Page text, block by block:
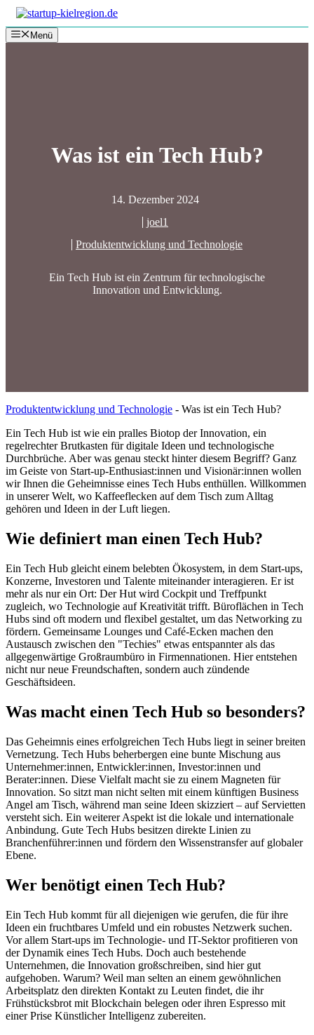
Zum
Inhalt
springenMenü
Was ist ein Tech Hub?
14. Dezember 2024
joel1
Produktentwicklung und Technologie
Ein Tech Hub ist ein Zentrum für technologische
Innovation und Entwicklung.
Produktentwicklung und Technologie - Was ist ein Tech Hub?
Ein Tech Hub ist wie ein pralles Biotop der Innovation, ein
regelrechter Brutkasten für digitale Ideen und technologische
Durchbrüche. Aber was genau steckt hinter diesem Begriff? Ganz
im Geiste von Start-up-Enthusiast:innen und Visionär:innen wollen
wir Ihnen die Geheimnisse eines Tech Hubs enthüllen. Willkommen
in unserer Welt, wo Kaffeeflecken auf dem Tisch zum Alltag
gehören und Ideen in der Luft liegen.
Wie definiert man einen Tech Hub?
Ein Tech Hub gleicht einem belebten Ökosystem, in dem Start-ups,
Konzerne, Investoren und Talente miteinander interagieren. Er ist
mehr als nur ein Ort: Der Hut wird Cockpit und Treffpunkt
zugleich, wo Technologie auf Kreativität trifft. Büroflächen in Tech
Hubs sind oft modern und flexibel gestaltet, um das Networking zu
fördern. Gemeinsame Lounges und Café-Ecken machen den
Austausch zwischen den "Techies" etwas entspannter als das
allgegenwärtige Großraumbüro in Firmennationen. Hier entstehen
nicht nur neue Freundschaften, sondern auch zündende
Geschäftsideen.
Was macht einen Tech Hub so besonders?
Das Geheimnis eines erfolgreichen Tech Hubs liegt in seiner breiten
Vernetzung. Tech Hubs beherbergen eine bunte Mischung aus
Unternehmer:innen, Entwickler:innen, Investor:innen und
Berater:innen. Diese Vielfalt macht sie zu einem Magneten für
Innovation. So sitzt man nicht selten mit einem künftigen Business
Angel am Tisch, während man seine Ideen skizziert – auf Servietten
versteht sich. Ein weiterer Aspekt ist die lokale und internationale
Anbindung. Gute Tech Hubs besitzen direkte Linien zu
Branchenführer:innen und fördern den Wissenstransfer auf globaler
Ebene.
Wer benötigt einen Tech Hub?
Ein Tech Hub kommt für all diejenigen wie gerufen, die für ihre
Ideen ein fruchtbares Umfeld und ein robustes Netzwerk suchen.
Vor allem Start-ups im Technologie- und IT-Sektor profitieren von
der Dynamik eines Tech Hubs. Doch auch bestehende
Unternehmen, die Innovation großschreiben, sind hier gut
aufgehoben. Warum? Weil man selten an einem gewöhnlichen
Arbeitsplatz den direkten Kontakt zu Leuten findet, die ihr
Frühstücksbrot mit Blockchain belegen oder ihren Espresso mit
einer Prise Künstlicher Intelligenz zubereiten.